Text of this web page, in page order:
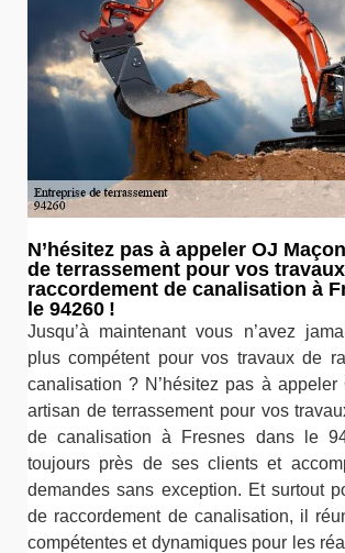
N’hésitez pas à appeler OJ
de terrassement pour vos travaux
raccordement de canalisation à
le 94260 !
Jusqu’à maintenant vous n’avez
plus compétent pour vos travaux de
canalisation ? N’hésitez pas à appeler
artisan de terrassement pour vos
de canalisation à Fresnes dans le
toujours près de ses clients et
demandes sans exception. Et surtout
de raccordement de canalisation, il
compétentes et dynamiques pour les